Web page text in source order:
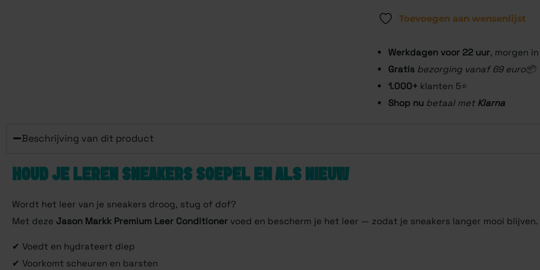
Toevoegen aan wensenlijst
Werkdagen voor 22 uur, morgen
Gratis bezorging vanaf 69 euro📦
1.000+ klanten 5⭐️
Shop nu betaal met Klarna
Beschrijving van dit product
HOUD JE LEREN SNEAKERS SOEPEL EN ALS NIEUW
Wordt het leer van je sneakers droog, stug of dof?
Met deze Jason Markk Premium Leer Conditioner voed en bescherm je het leer — zodat je sneakers langer mooi blijven.
✔ Voedt en hydrateert diep
✔ Voorkomt scheuren en barsten